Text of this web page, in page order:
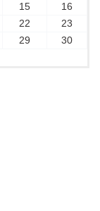
15
16
22
23
29
30